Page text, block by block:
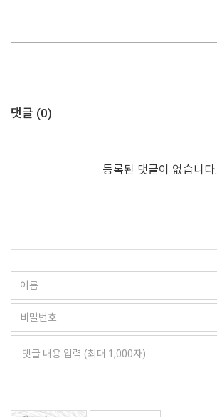
댓글 (0)
등록된 댓글이 없습니다.